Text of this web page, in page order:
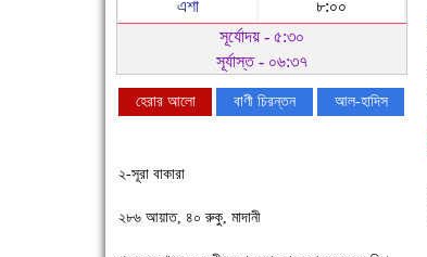
এশা
৮:০০
সূর্যোদয় - ৫:৩০
সূর্যাস্ত - ০৬:৩৭
হেরার আলো বাণী চিরন্তন আল-হাদিস
২-সূরা বাকারা
২৮৬ আয়াত, ৪০ রুকু, মাদানী